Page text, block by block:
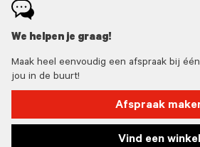
We helpen je graag!
Maak heel eenvoudig een afspraak bij
jou in de buurt!
Afspraak
Vind een winkel